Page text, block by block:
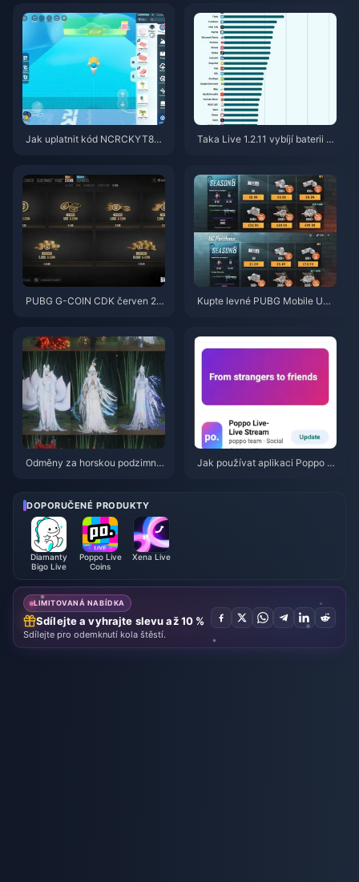
Jak uplatnit kód NCRCKYT8EF
Taka Live 1.2.11 vybíjí baterii př
PUBG G-COIN CDK červen 20
Kupte levné PUBG Mobile UC
jlepší balíčky a bezpečné dobit
Odměny za horskou podzimní
í seznam, měna a priorita
Jak používat aplikaci Poppo Li
DOPORUČENÉ PRODUKTY
Diamanty
Bigo Live
Poppo Live
Coins
Xena Live
LIMITOVANÁ NABÍDKA
Sdílejte a vyhrajte slevu až 10 %
Sdílejte pro odemknutí kola štěstí.